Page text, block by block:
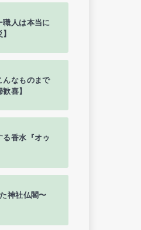
職人は本当に
んなものまで
喜】
る香水『オゥ
神社仏閣〜